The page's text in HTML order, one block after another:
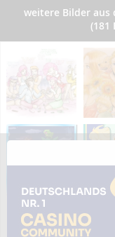
weitere Bilder aus
(181